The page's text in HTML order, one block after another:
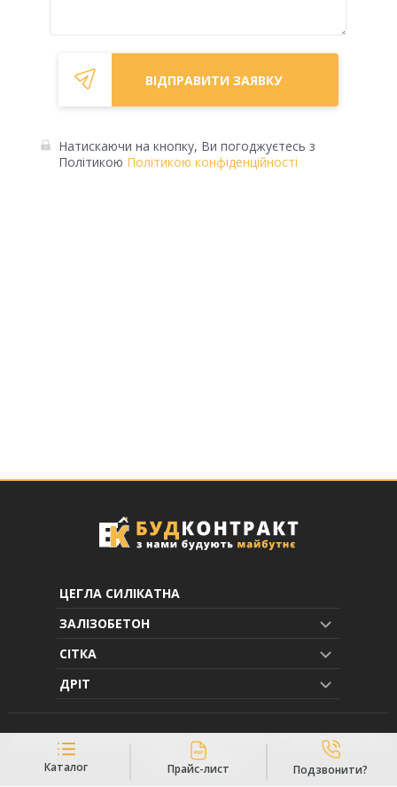
Каталог Прайс-лист Подзвонити?
Натискаючи на кнопку, Ви погоджуєтесь з
Політикою Політикою конфіденційності
ЦЕГЛА СИЛІКАТНА
ЗАЛІЗОБЕТОН
СІТКА
ДРІТ
База будівельних матеріалів "Будконтракт" © [2013-2022]. Всі
права захищені.